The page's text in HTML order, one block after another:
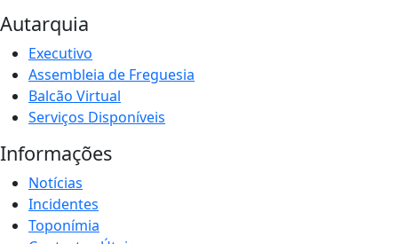
Autarquia
Executivo
Assembleia de Freguesia
Balcão Virtual
Serviços Disponíveis
Informações
Notícias
Incidentes
Toponímia